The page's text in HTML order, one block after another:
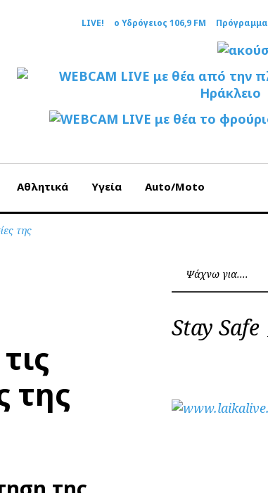
LIVE! ο Υδρόγειος 106,9 FM Πρόγραμμα
Αθλητικά Υγεία Auto/Moto
της
της
Stay Safe